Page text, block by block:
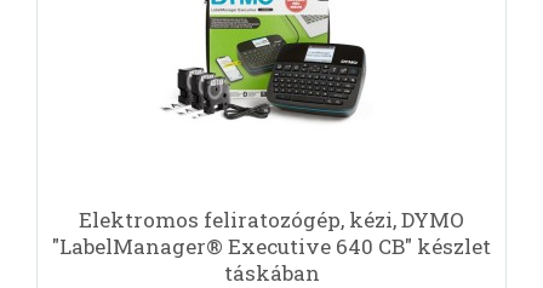
Elektromos feliratozógép, kézi, DYMO
"LabelManager® Executive 640 CB" készlet
táskában